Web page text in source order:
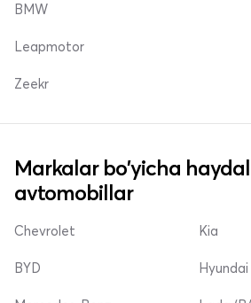
BMW
Leapmotor
Zeekr
Markalar bo'yicha
avtomobillar
Chevrolet
BYD
Kia
Hyundai